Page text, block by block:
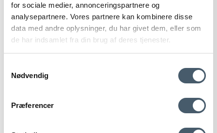
for sociale medier, annonceringspartnere og
analysepartnere. Vores partnere kan kombinere disse
data med andre oplysninger, du har givet dem, eller som
de har indsamlet fra din brug af deres tjenester.
Nødvendig
Præferencer
Shipping
Guardian